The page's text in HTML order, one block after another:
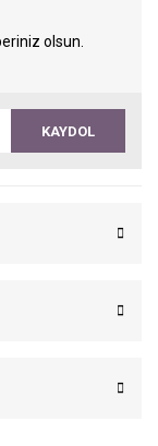
olsun.
KAYDOL